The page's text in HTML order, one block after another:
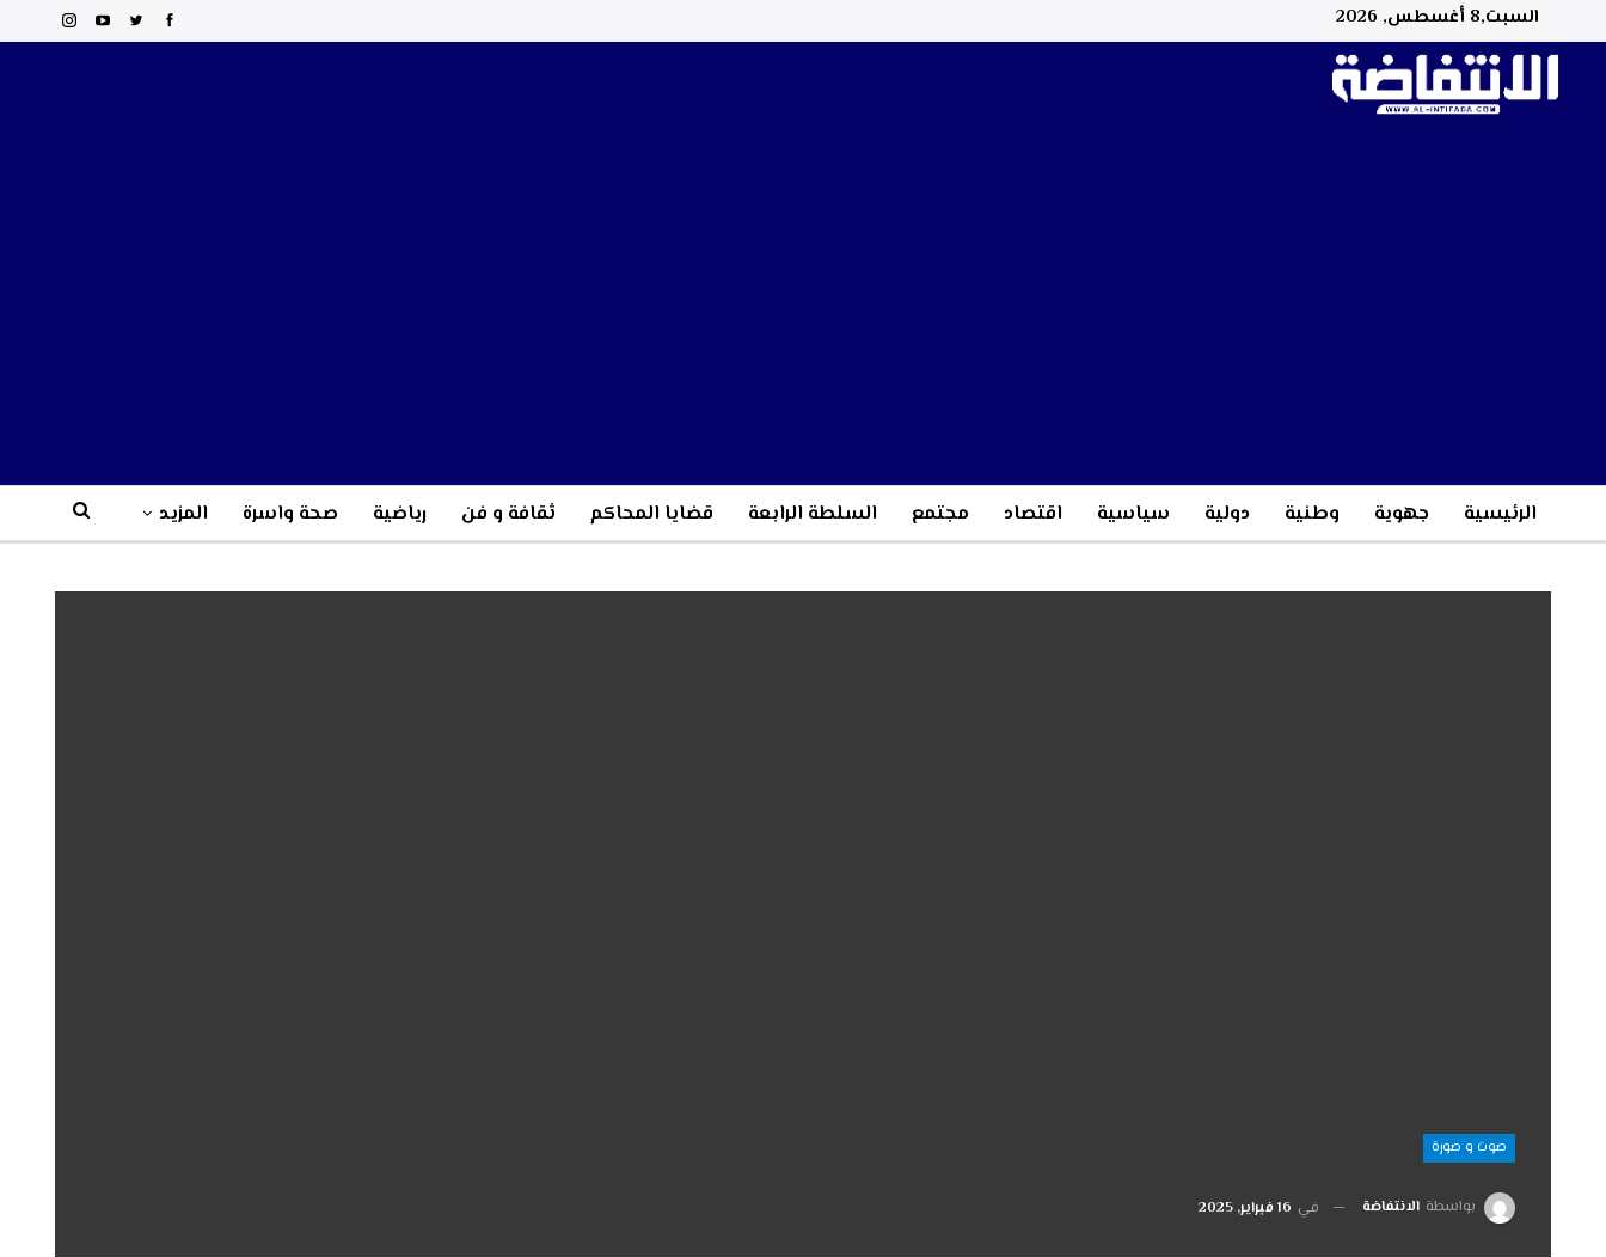
السبت,8 أغسطس, 2026
الرئيسية جهوية وطنية دولية سياسية اقتصاد مجتمع السلطة الرابعة قضايا المحاكم ثقافة و فن رياضية صحة واسرة المزيد
صوت و صورة
بواسطة الانتفاضة في 16 فبراير, 2025